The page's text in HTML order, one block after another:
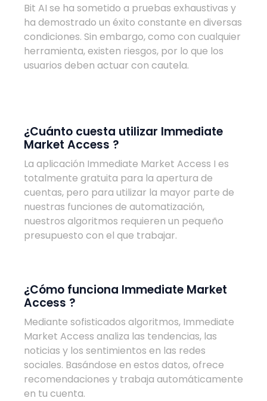
Bit AI se ha sometido a pruebas exhaustivas y
ha demostrado un éxito constante en diversas
condiciones. Sin embargo, como con cualquier
herramienta, existen riesgos, por lo que los
usuarios deben actuar con cautela.
¿Cuánto cuesta utilizar Immediate
Market Access ?
La aplicación Immediate Market Access I es
totalmente gratuita para la apertura de
cuentas, pero para utilizar la mayor parte de
nuestras funciones de automatización,
nuestros algoritmos requieren un pequeño
presupuesto con el que trabajar.
¿Cómo funciona Immediate Market
Access ?
Mediante sofisticados algoritmos, Immediate
Market Access analiza las tendencias, las
noticias y los sentimientos en las redes
sociales. Basándose en estos datos, ofrece
recomendaciones y trabaja automáticamente
en tu cuenta.